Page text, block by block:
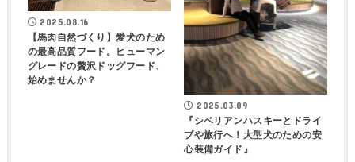
2025.08.16
【馬肉自然づくり】愛犬のため
の最高品質フード。ヒューマン
グレードの贅沢ドッグフード、
始めませんか？
2025.03.09
『シベリアンハスキーとドライ
ブや旅行へ！大型犬のための安
心装備ガイド』